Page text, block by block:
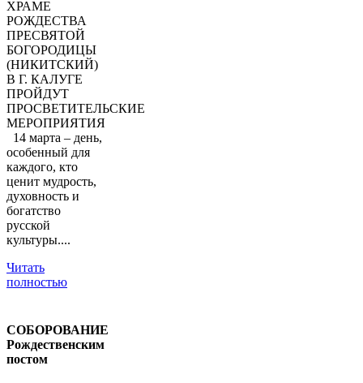
ХРАМЕ
РОЖДЕСТВА
ПРЕСВЯТОЙ
БОГОРОДИЦЫ
(НИКИТСКИЙ)
В Г. КАЛУГЕ
ПРОЙДУТ
ПРОСВЕТИТЕЛЬСКИЕ
МЕРОПРИЯТИЯ
14 марта – день,
особенный для
каждого, кто
ценит мудрость,
духовность и
богатство
русской
культуры....
Читать
полностью
СОБОРОВАНИЕ
Рождественским
постом